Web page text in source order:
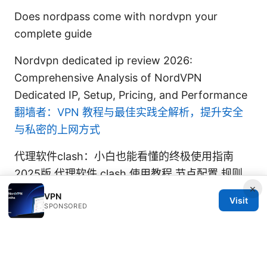
Does nordpass come with nordvpn your
complete guide
Nordvpn dedicated ip review 2026:
Comprehensive Analysis of NordVPN
Dedicated IP, Setup, Pricing, and Performance
翻墙者：VPN 教程与最佳实践全解析，提升安全
与私密的上网方式
代理软件clash：小白也能看懂的终极使用指南
2025版 代理软件 clash 使用教程 节点配置 规则
跨平台
×
VPN
SPONSORED
Visit